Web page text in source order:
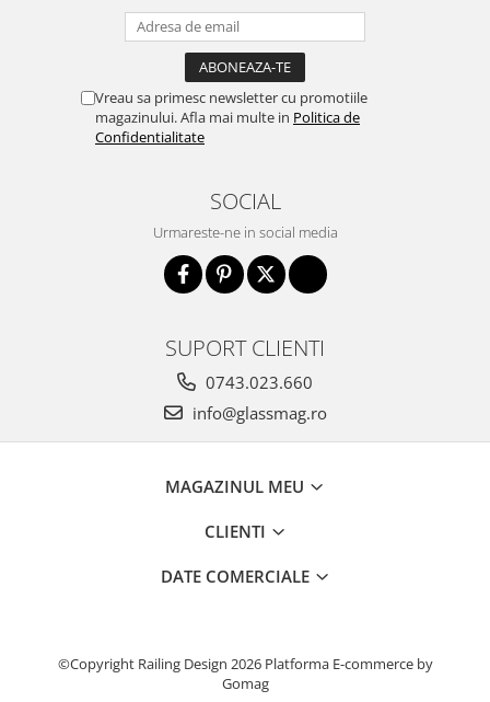
Vreau sa primesc newsletter cu promotiile
magazinului. Afla mai multe in Politica de
Confidentialitate
SOCIAL
Urmareste-ne in social media
SUPORT CLIENTI
0743.023.660
info@glassmag.ro
MAGAZINUL MEU
CLIENTI
DATE COMERCIALE
©Copyright Railing Design 2026 Platforma E-commerce by
Gomag